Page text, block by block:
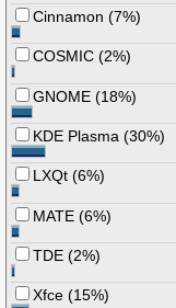
Cinnamon (7%)
COSMIC (2%)
GNOME (18%)
KDE Plasma (30%)
LXQt (6%)
MATE (6%)
TDE (2%)
Xfce (15%)